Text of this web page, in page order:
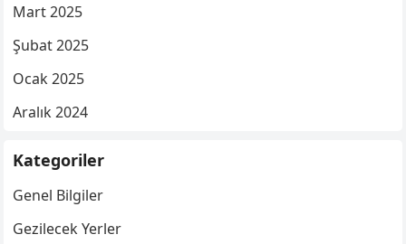
Mart 2025
Şubat 2025
Ocak 2025
Aralık 2024
Kategoriler
Genel Bilgiler
Gezilecek Yerler